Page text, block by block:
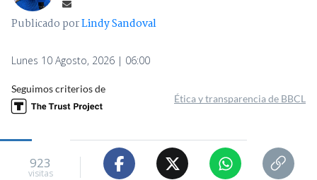
Publicado porLindy Sandoval
Lunes 10 Agosto, 2026 | 06:00
Seguimos criterios de
Ética y transparencia de BBCL
923
visitas